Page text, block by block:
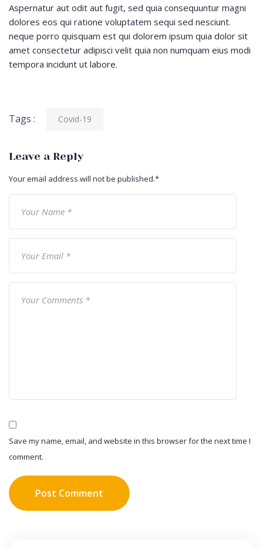
Aspernatur aut odit aut fugit, sed quia consequuntur magni
dolores eos qui ratione voluptatem sequi sed nesciunt.
neque porro quisquam est qui dolorem ipsum quia dolor sit
amet consectetur adipisci velit quia non numquam eius modi
tempora incidunt ut labore.
Tags : Covid-19
Leave a Reply
Your email address will not be published.*
Save my name, email, and website in this browser for the next time I
comment.
Post Comment